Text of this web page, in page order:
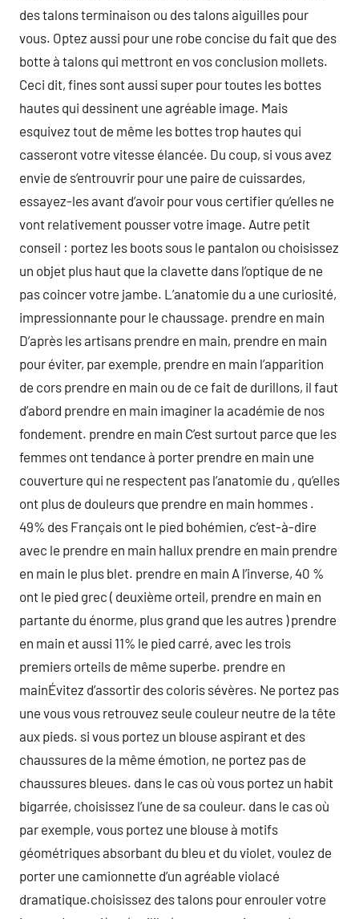
des talons terminaison ou des talons aiguilles pour
vous. Optez aussi pour une robe concise du fait que des
botte à talons qui mettront en vos conclusion mollets.
Ceci dit, fines sont aussi super pour toutes les bottes
hautes qui dessinent une agréable image. Mais
esquivez tout de même les bottes trop hautes qui
casseront votre vitesse élancée. Du coup, si vous avez
envie de s’entrouvrir pour une paire de cuissardes,
essayez-les avant d’avoir pour vous certifier qu’elles ne
vont relativement pousser votre image. Autre petit
conseil : portez les boots sous le pantalon ou choisissez
un objet plus haut que la clavette dans l’optique de ne
pas coincer votre jambe. L’anatomie du a une curiosité,
impressionnante pour le chaussage. prendre en main
D’après les artisans prendre en main, prendre en main
pour éviter, par exemple, prendre en main l’apparition
de cors prendre en main ou de ce fait de durillons, il faut
d’abord prendre en main imaginer la académie de nos
fondement. prendre en main C’est surtout parce que les
femmes ont tendance à porter prendre en main une
couverture qui ne respectent pas l’anatomie du , qu’elles
ont plus de douleurs que prendre en main hommes .
49% des Français ont le pied bohémien, c’est-à-dire
avec le prendre en main hallux prendre en main prendre
en main le plus blet. prendre en main A l’inverse, 40 %
ont le pied grec ( deuxième orteil, prendre en main en
partante du énorme, plus grand que les autres ) prendre
en main et aussi 11% le pied carré, avec les trois
premiers orteils de même superbe. prendre en
mainÉvitez d’assortir des coloris sévères. Ne portez pas
une vous vous retrouvez seule couleur neutre de la tête
aux pieds. si vous portez un blouse aspirant et des
chaussures de la même émotion, ne portez pas de
chaussures bleues. dans le cas où vous portez un habit
bigarrée, choisissez l’une de sa couleur. dans le cas où
par exemple, vous portez une blouse à motifs
géométriques absorbant du bleu et du violet, voulez de
porter une camionnette d’un agréable violacé
dramatique.choisissez des talons pour enrouler votre